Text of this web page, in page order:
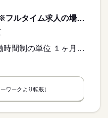
204,300円〜300,000円 ※フルタイム求人の場合は月額（換算額）、パート求人の場合は時間額を表示しています。
変形労働時間制 変形労働時間制の単位 １ヶ月単位 就業時間１ 9時30分〜20時50分 就業時間に関する特記事項 シフト制
ーワークより転載）